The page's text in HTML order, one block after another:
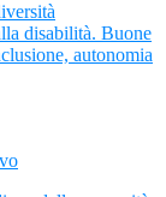
disabilità. Buone
autonomia